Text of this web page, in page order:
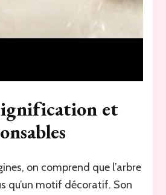
et
on comprend que l’arbre
qu’un motif décoratif. Son